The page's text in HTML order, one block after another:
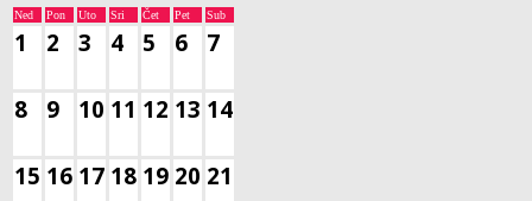
Ned Pon Uto Sri Čet Pet Sub
1 2 3 4 5 6 7
8 9 10 11 12 13 14
15 16 17 18 19 20 21